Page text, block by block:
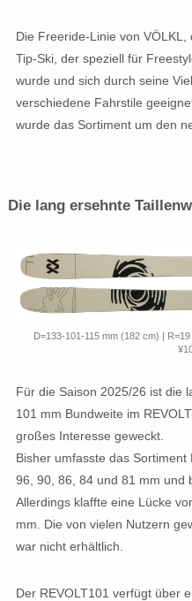
Die Freeride-Linie von VÖLKL,
Tip-Ski, der speziell für
wurde und sich durch seine
verschiedene Fahrstile
wurde das Sortiment um den
Die lang ersehnte
D=133-101-115 mm (182 cm) |
Für die Saison 2025/26 ist die
101 mm Bundweite im
großes Interesse geweckt.
Bisher umfasste das Sortiment
96, 90, 86, 84 und 81 mm und
Allerdings klaffte eine Lücke
mm. Die von vielen Nutzern
war nicht erhältlich.
Der REVOLT101 verfügt über